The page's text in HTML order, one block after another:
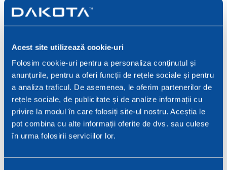
Acest site utilizează cookie-uri
Folosim cookie-uri pentru a personaliza conținutul și
anunțurile, pentru a oferi funcții de rețele sociale și pentru
a analiza traficul. De asemenea, le oferim partenerilor de
rețele sociale, de publicitate și de analize informații cu
privire la modul în care folosiți site-ul nostru. Aceștia le
pot combina cu alte informații oferite de dvs. sau culese
în urma folosirii serviciilor lor.
Dragonet 66/66 GFRP
Preformed Mesh Angle
GFRP Draconnect
Conectoare pentru
tencuială armată